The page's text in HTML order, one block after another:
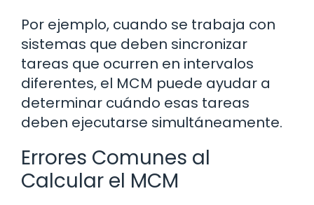
Por ejemplo, cuando se trabaja con
sistemas que deben sincronizar
tareas que ocurren en intervalos
diferentes, el MCM puede ayudar a
determinar cuándo esas tareas
deben ejecutarse simultáneamente.
Errores Comunes al
Calcular el MCM